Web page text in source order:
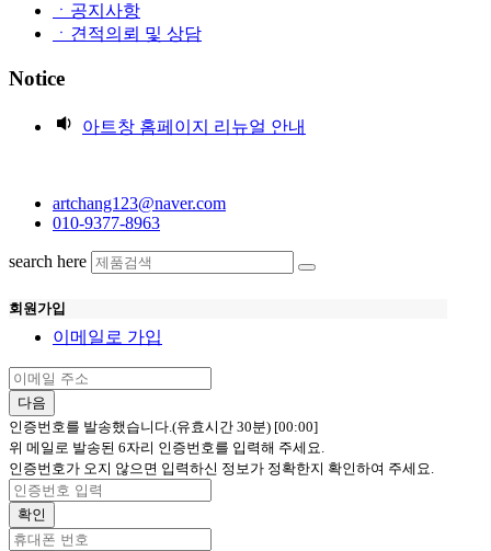
ㆍ공지사항
ㆍ견적의뢰 및 상담
Notice
아트창 홈페이지 리뉴얼 안내
artchang123@naver.com
010-9377-8963
search here
회원가입
이메일로 가입
다음
인증번호를 발송했습니다.(유효시간 30분) [00:00]
위 메일로 발송된 6자리 인증번호를 입력해 주세요.
인증번호가 오지 않으면 입력하신 정보가 정확한지 확인하여 주세요.
확인